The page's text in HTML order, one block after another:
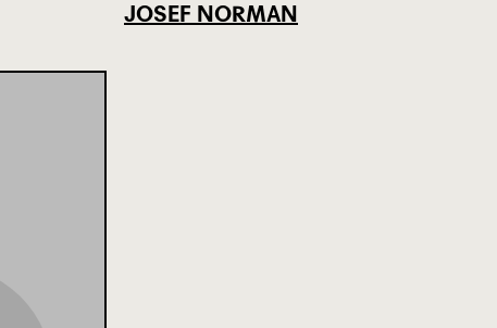
JOSEF NORMAN